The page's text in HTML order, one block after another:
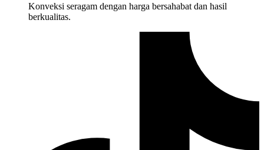
Konveksi seragam dengan harga bersahabat dan hasil
berkualitas.